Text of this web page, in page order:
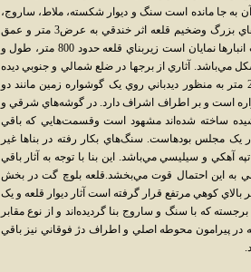
به جا مانده است سنگ و ديوار شکسته، ملاط، ساروج،
گچ، خرده‌هاي سفالي و پي‌هاي بنائي مي‌باشند. علاوه بر اين ديوارهاي بزرگ وضخيم قلعه اثر خندقي به عرض3 متر و عمق
متفاوت قبل از ديوار اصلي ديده مي‌شود. در اطراف دژ آثاري از آب انبارها نمايان است زيربناي قلعه حدود 800 متر، طول و
مي‌باشد. آثاري از برجها در ضلع شمالي و جنوبي ديده
مي‌شود. در قسمت ضلع شمالي دو اطاق کوچک در اندازه‌هاي 3×2 متر به منظور ديدباني روي يک گوشواره زمين مانند دو
است و بر اطراف اشراف دارد. در گوشه‌هاي شرقي و
ساخته شده‌اند مشهود است وقسمت‌هايي که باقي
يک مجلس بودهاست. سنگ‌هاي بکار رفته در بنا‌ها غير
آهکي و سيليسي مي‌باشد. اين بنا با توجه به آثار باقي
به اين احتمال قوت مي‌بخشد.قلعه بلوچ گت در بخش
بالاي کوهي مرتفع قرار گرفته است آثار ديوار قلعه و يک
که با سنگ و ساروج بنا گرديده‌اند و از نوع مقابر
در پيرامون محوطه اصلي و اطراف دژ فوقاني نيز باقي